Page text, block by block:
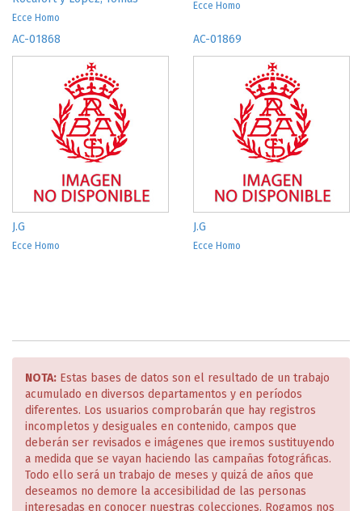
Ecce Homo
Ecce Homo
AC-01868
J.G
Ecce Homo
AC-01869
J.G
Ecce Homo
NOTA: Estas bases de datos son el resultado de un trabajo
acumulado en diversos departamentos y en períodos
diferentes. Los usuarios comprobarán que hay registros
incompletos y desiguales en contenido, campos que
deberán ser revisados e imágenes que iremos sustituyendo
a medida que se vayan haciendo las campañas fotográficas.
Todo ello será un trabajo de meses y quizá de años que
deseamos no demore la accesibilidad de las personas
interesadas en conocer nuestras colecciones. Rogamos nos